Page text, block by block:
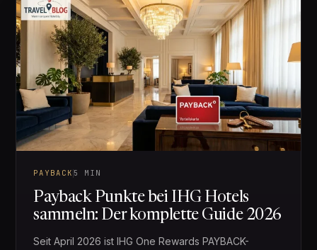
PAYBACK 5 MIN
Payback Punkte bei IHG Hotels
sammeln: Der komplette Guide 2026
Seit April 2026 ist IHG One Rewards PAYBACK-